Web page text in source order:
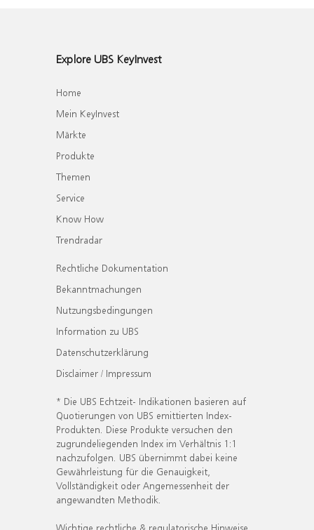
Explore UBS KeyInvest
Home
Mein KeyInvest
Märkte
Produkte
Themen
Service
Know How
Trendradar
Rechtliche Dokumentation
Bekanntmachungen
Nutzungsbedingungen
Information zu UBS
Datenschutzerklärung
Disclaimer / Impressum
* Die UBS Echtzeit- Indikationen basieren auf
Quotierungen von UBS emittierten Index-
Produkten. Diese Produkte versuchen den
zugrundeliegenden Index im Verhältnis 1:1
nachzufolgen. UBS übernimmt dabei keine
Gewährleistung für die Genauigkeit,
Vollständigkeit oder Angemessenheit der
angewandten Methodik.